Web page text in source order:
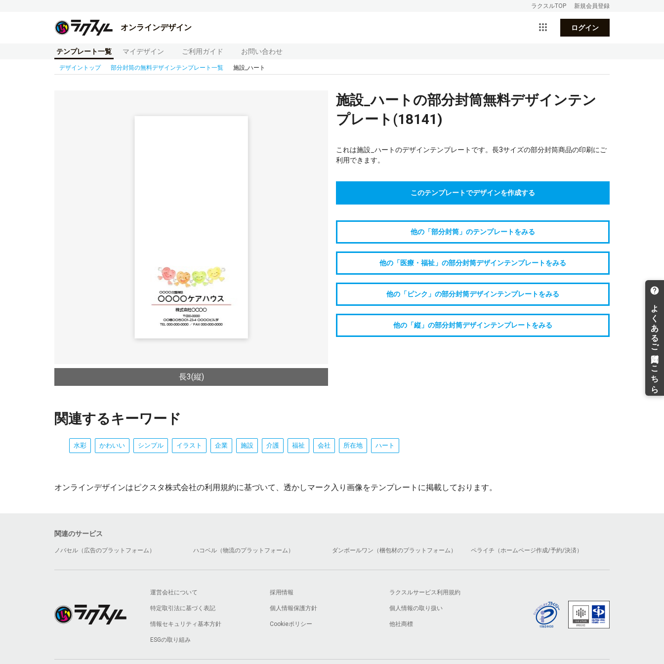
ラクスルTOP 新規会員登録
オンラインデザイン ログイン
テンプレート一覧 マイデザイン ご利用ガイド お問い合わせ
デザイントップ 部分封筒の無料デザインテンプレート一覧 施設_ハート
長3(縦)
施設_ハートの部分封筒無料デザインテン
プレート(18141)
これは施設_ハートのデザインテンプレートです。長3サイズの部分封筒商品の印刷にご
利用できます。
このテンプレートでデザインを作成する
他の「部分封筒」のテンプレートをみる
他の「医療・福祉」の部分封筒デザインテンプレートをみる
他の「ピンク」の部分封筒デザインテンプレートをみる
他の「縦」の部分封筒デザインテンプレートをみる
関連するキーワード
水彩 かわいい シンプル イラスト 企業 施設 介護 福祉 会社 所在地 ハート
オンラインデザインはピクスタ株式会社の利用規約に基づいて、透かしマーク入り画像をテンプレートに掲載しております。
関連のサービス
ノバセル（広告のプラットフォーム） ハコベル（物流のプラットフォーム） ダンボールワン（梱包材のプラットフォーム） ペライチ（ホームページ作成/予約/決済）
運営会社について 採用情報 ラクスルサービス利用規約
特定取引法に基づく表記 個人情報保護方針 個人情報の取り扱い
情報セキュリティ基本方針 Cookieポリシー 他社商標
ESGの取り組み